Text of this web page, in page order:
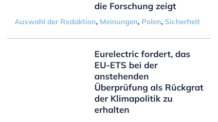
die Forschung zeigt
Auswahl der Redaktion, Meinungen, Polen, Sicherheit
Eurelectric fordert, das
EU-ETS bei der
anstehenden
Überprüfung als Rückgrat
der Klimapolitik zu
erhalten